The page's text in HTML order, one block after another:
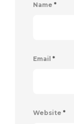
Name *
Email *
Website *